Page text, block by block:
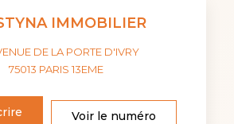
IMMOBILIER
DE LA PORTE D'IVRY
75013 PARIS 13EME
Voir le numéro